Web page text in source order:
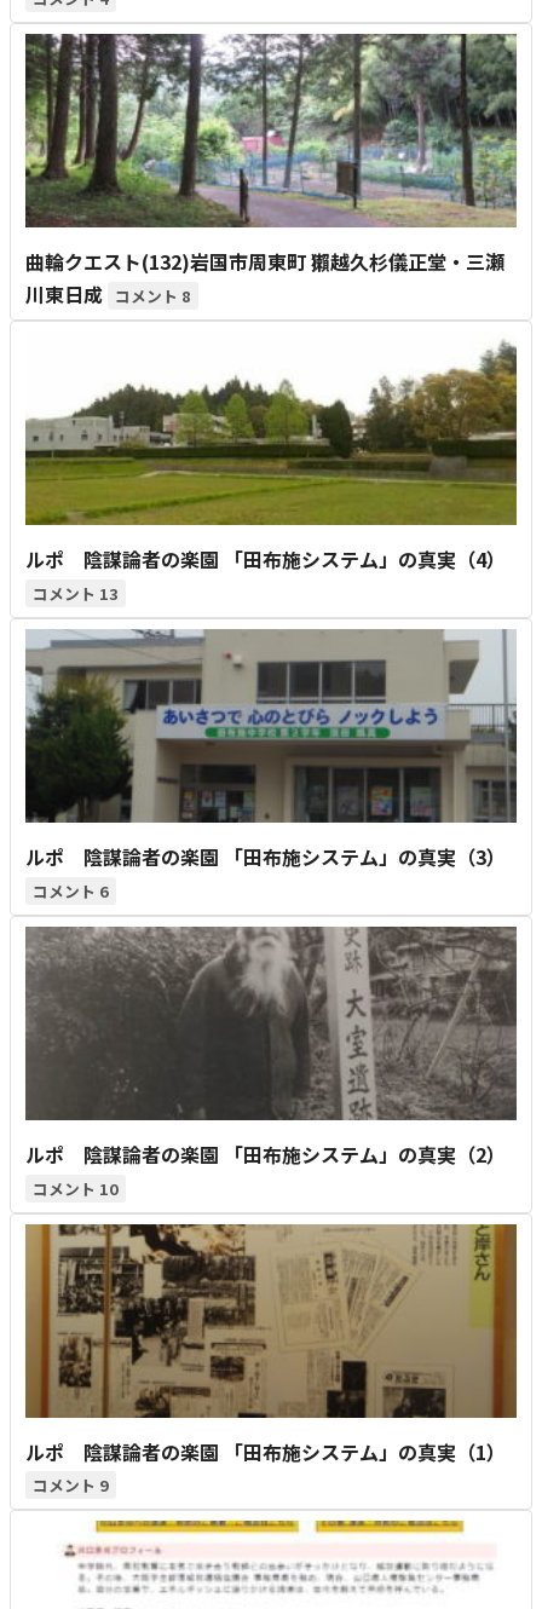
曲輪クエスト(132)岩国市周東町 獺越久杉儀正堂・三瀬
川東日成
8
ルポ 陰謀論者の楽園 「田布施システム」の真実（4）
13
ルポ 陰謀論者の楽園 「田布施システム」の真実（3）
6
ルポ 陰謀論者の楽園 「田布施システム」の真実（2）
10
ルポ 陰謀論者の楽園 「田布施システム」の真実（1）
9